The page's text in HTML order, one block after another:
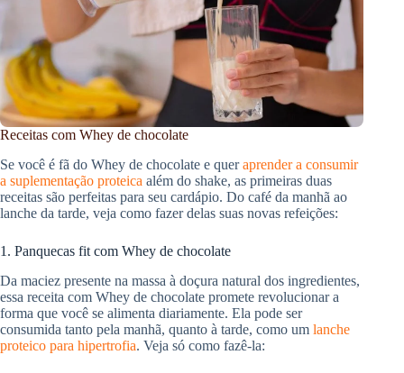
Receitas com Whey de chocolate
Se você é fã do Whey de chocolate e queraprender a consumir
a suplementação proteica além do shake, as primeiras duas
receitas são perfeitas para seu cardápio. Do café da manhã ao
lanche da tarde, veja como fazer delas suas novas refeições:
1. Panquecas fit com Whey de chocolate
Da maciez presente na massa à doçura natural dos ingredientes,
essa receita com Whey de chocolate promete revolucionar a
forma que você se alimenta diariamente. Ela pode ser
consumida tanto pela manhã, quanto à tarde, como um lanche
proteico para hipertrofia. Veja só como fazê-la: